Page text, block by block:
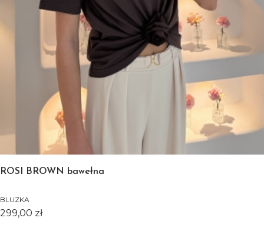
ROSI BROWN bawełna
BLUZKA
Cena
299,00 zł